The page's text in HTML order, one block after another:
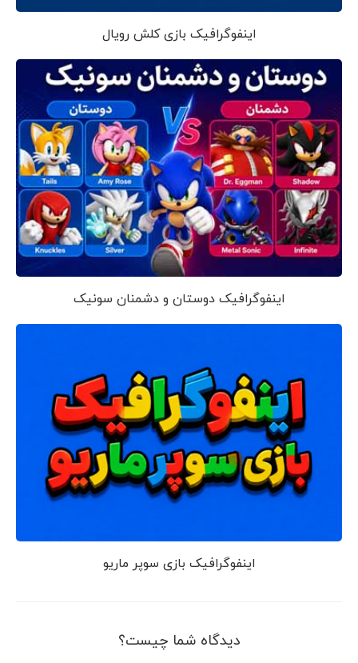
اینفوگرافیک بازی کلش رویال
اینفوگرافیک دوستان و دشمنان سونیک
اینفوگرافیک بازی سوپر ماریو
دیدگاه شما چیست؟